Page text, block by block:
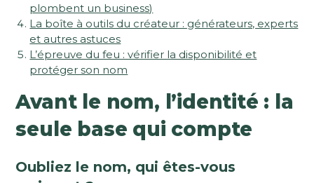
plombent un business)
La boîte à outils du créateur : générateurs, experts
et autres astuces
L’épreuve du feu : vérifier la disponibilité et
protéger son nom
Avant le nom, l’identité : la
seule base qui compte
Oubliez le nom, qui êtes-vous